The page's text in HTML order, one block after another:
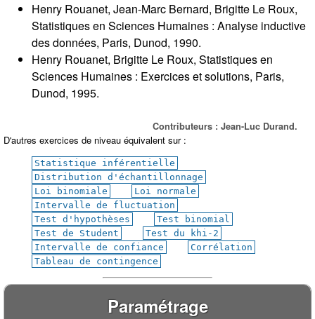
Henry Rouanet, Jean-Marc Bernard, Brigitte Le Roux,
Statistiques en Sciences Humaines : Analyse inductive
des données, Paris, Dunod, 1990.
Henry Rouanet, Brigitte Le Roux, Statistiques en
Sciences Humaines : Exercices et solutions, Paris,
Dunod, 1995.
Contributeurs : Jean-Luc Durand.
D'autres exercices de niveau équivalent sur :
Statistique inférentielle
Distribution d'échantillonnage
Loi binomiale
Loi normale
Intervalle de fluctuation
Test d'hypothèses
Test binomial
Test de Student
Test du khi-2
Intervalle de confiance
Corrélation
Tableau de contingence
Paramétrage